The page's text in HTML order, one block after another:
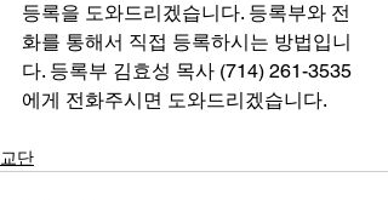
등록을 도와드리겠습니다. 등록부와 전
화를 통해서 직접 등록하시는 방법입니
다. 등록부 김효성 목사 (714) 261-3535
에게 전화주시면 도와드리겠습니다.
교단